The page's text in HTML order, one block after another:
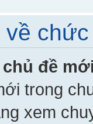
đề
trong
xem